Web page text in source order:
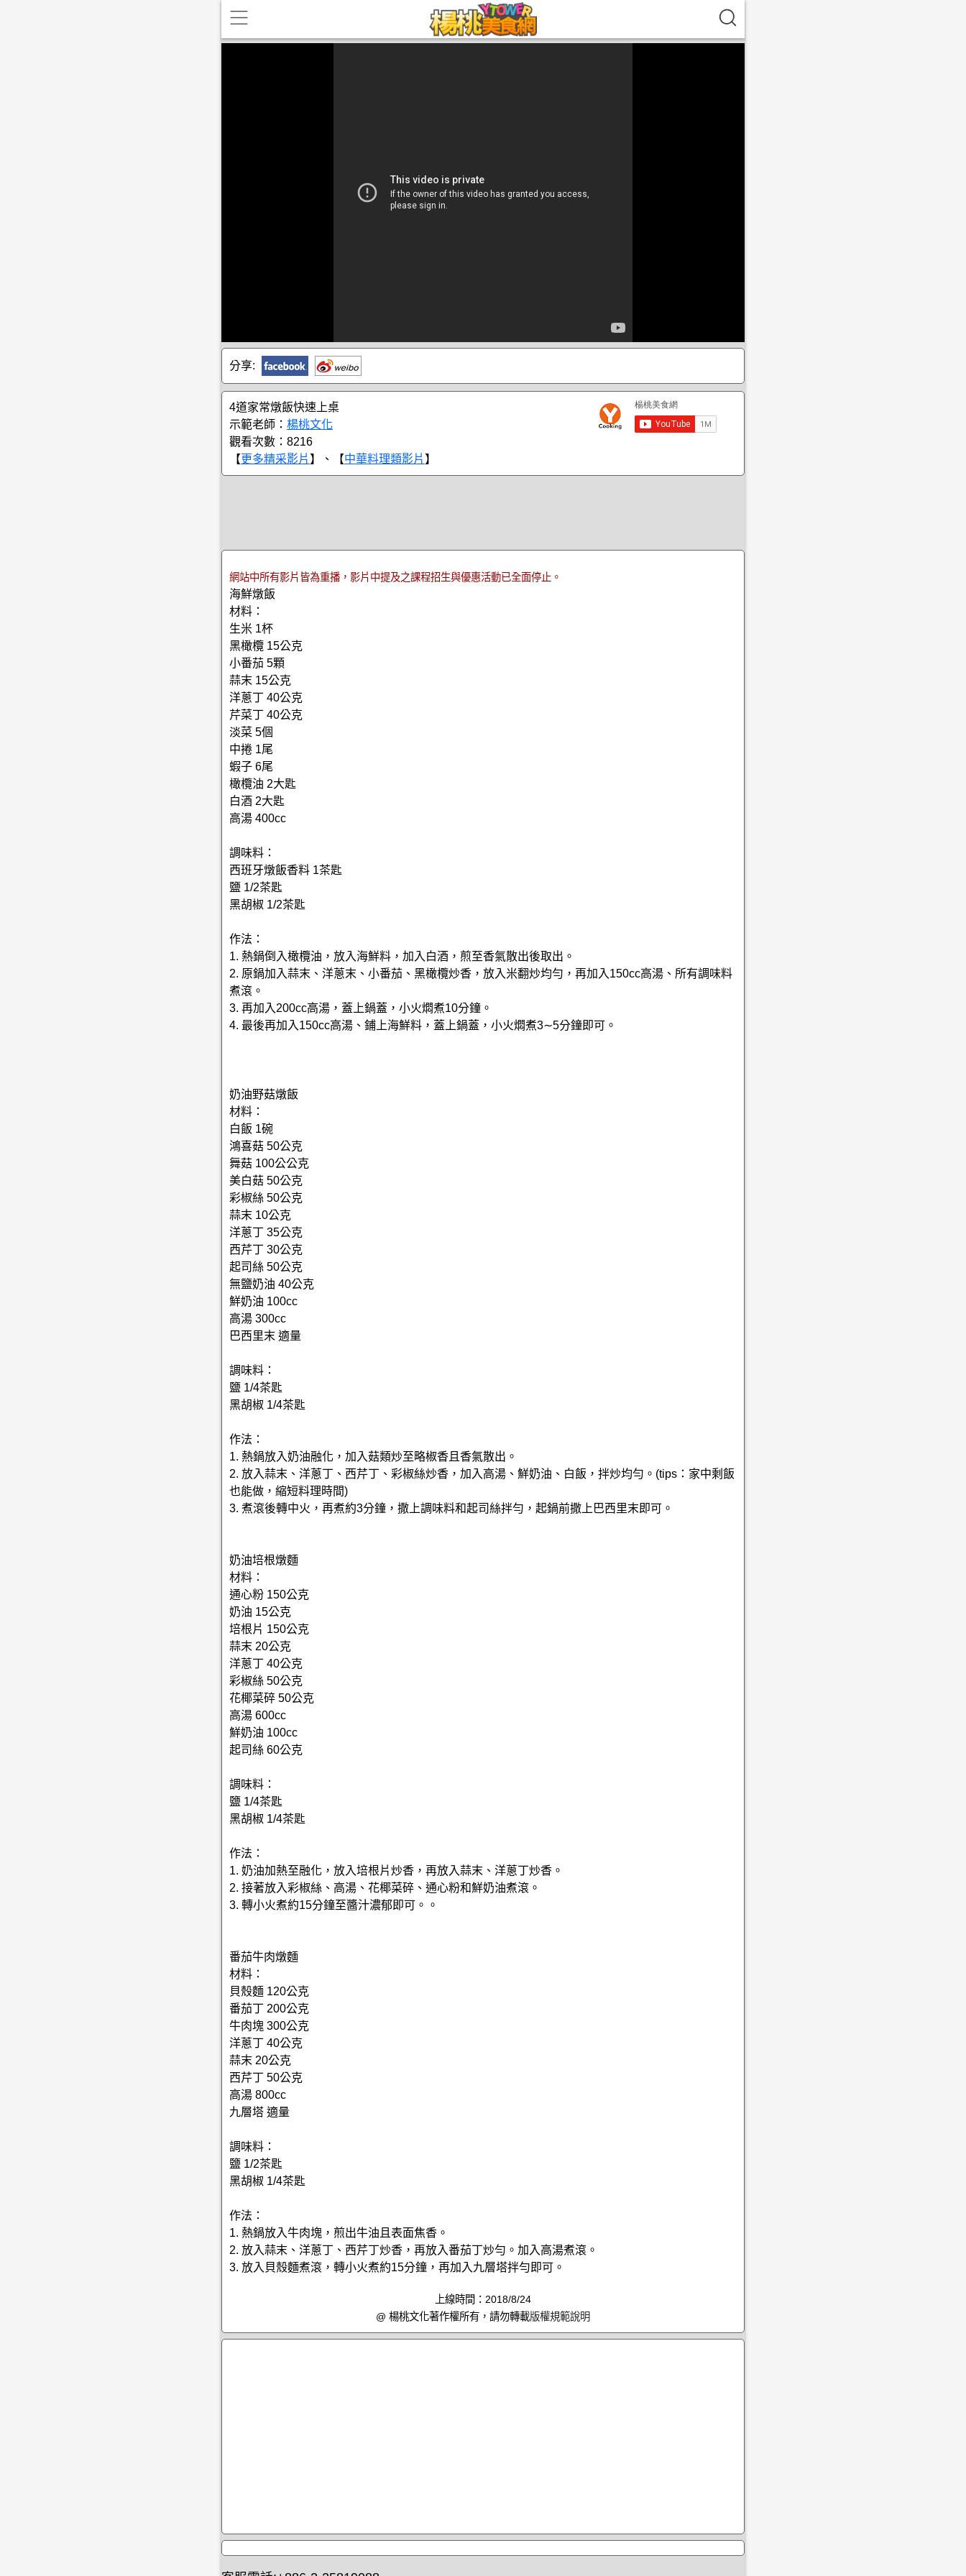
分享:
4道家常燉飯快速上桌
示範老師： 楊桃文化
觀看次數：8216
【更多精采影片 】、【中華料理類影片 】
網站中所有影片皆為重播，影片中提及之課程招生與優惠活動已全面停止。
海鮮燉飯
材料：
生米 1杯
黑橄欖 15公克
小番茄 5顆
蒜末 15公克
洋蔥丁 40公克
芹菜丁 40公克
淡菜 5個
中捲 1尾
蝦子 6尾
橄欖油 2大匙
白酒 2大匙
高湯 400cc
調味料：
西班牙燉飯香料 1茶匙
鹽 1/2茶匙
黑胡椒 1/2茶匙
作法：
1. 熱鍋倒入橄欖油，放入海鮮料，加入白酒，煎至香氣散出後取出。
2. 原鍋加入蒜末、洋蔥末、小番茄、黑橄欖炒香，放入米翻炒均勻，再加入150cc高湯、所有調味料
煮滾。
3. 再加入200cc高湯，蓋上鍋蓋，小火燜煮10分鐘。
4. 最後再加入150cc高湯、鋪上海鮮料，蓋上鍋蓋，小火燜煮3∼5分鐘即可。
奶油野菇燉飯
材料：
白飯 1碗
鴻喜菇 50公克
舞菇 100公公克
美白菇 50公克
彩椒絲 50公克
蒜末 10公克
洋蔥丁 35公克
西芹丁 30公克
起司絲 50公克
無鹽奶油 40公克
鮮奶油 100cc
高湯 300cc
巴西里末 適量
調味料：
鹽 1/4茶匙
黑胡椒 1/4茶匙
作法：
1. 熱鍋放入奶油融化，加入菇類炒至略椒香且香氣散出。
2. 放入蒜末、洋蔥丁、西芹丁、彩椒絲炒香，加入高湯、鮮奶油、白飯，拌炒均勻。(tips：家中剩飯
也能做，縮短料理時間)
3. 煮滾後轉中火，再煮約3分鐘，撒上調味料和起司絲拌勻，起鍋前撒上巴西里末即可。
奶油培根燉麵
材料：
通心粉 150公克
奶油 15公克
培根片 150公克
蒜末 20公克
洋蔥丁 40公克
彩椒絲 50公克
花椰菜碎 50公克
高湯 600cc
鮮奶油 100cc
起司絲 60公克
調味料：
鹽 1/4茶匙
黑胡椒 1/4茶匙
作法：
1. 奶油加熱至融化，放入培根片炒香，再放入蒜末、洋蔥丁炒香。
2. 接著放入彩椒絲、高湯、花椰菜碎、通心粉和鮮奶油煮滾。
3. 轉小火煮約15分鐘至醬汁濃郁即可。。
番茄牛肉燉麵
材料：
貝殼麵 120公克
番茄丁 200公克
牛肉塊 300公克
洋蔥丁 40公克
蒜末 20公克
西芹丁 50公克
高湯 800cc
九層塔 適量
調味料：
鹽 1/2茶匙
黑胡椒 1/4茶匙
作法：
1. 熱鍋放入牛肉塊，煎出牛油且表面焦香。
2. 放入蒜末、洋蔥丁、西芹丁炒香，再放入番茄丁炒勻。加入高湯煮滾。
3. 放入貝殼麵煮滾，轉小火煮約15分鐘，再加入九層塔拌勻即可。
上線時間：2018/8/24
@ 楊桃文化著作權所有，請勿轉載版權規範說明